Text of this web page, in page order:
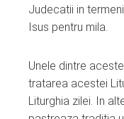
Judecatii in
Isus pentru mila.
Unele dintre
tratarea acestei
Liturghia zilei. In